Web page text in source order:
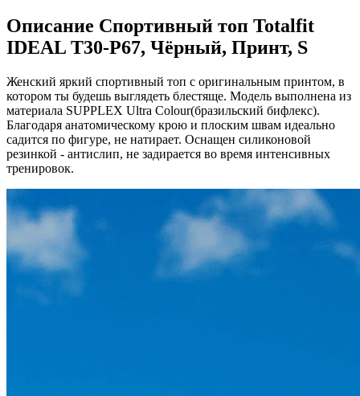
Описание Спортивный топ Totalfit
IDEAL T30-P67, Чёрный, Принт, S
Женский яркий спортивный топ с оригинальным принтом, в
котором ты будешь выглядеть блестяще. Модель выполнена из
материала SUPPLEX Ultra Colour(бразильский бифлекс).
Благодаря анатомическому крою и плоским швам идеально
садится по фигуре, не натирает. Оснащен силиконовой
резинкой - антислип, не задирается во время интенсивных
тренировок.